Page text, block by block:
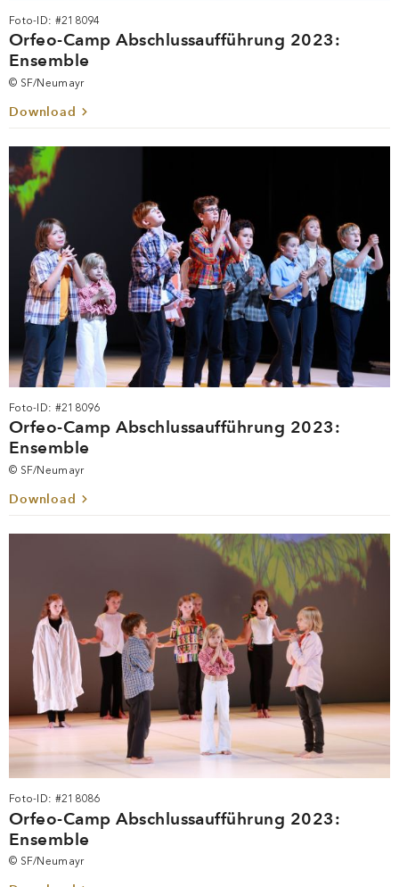
Foto-ID: #218094
Orfeo-Camp Abschlussaufführung 2023:
Ensemble
© SF/Neumayr
Download
Foto-ID: #218096
Orfeo-Camp Abschlussaufführung 2023:
Ensemble
© SF/Neumayr
Download
Foto-ID: #218086
Orfeo-Camp Abschlussaufführung 2023:
Ensemble
© SF/Neumayr